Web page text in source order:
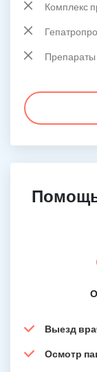
Комплекс
Помощь
Выезд
Осмотр